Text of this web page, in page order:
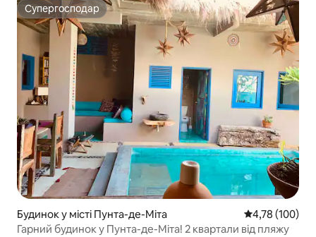
Супергосподар
Супергосподар
Будинок у місті Пунта-де-Міта Середня
4,78 (100)
Гарний будинок у Пунта-де-Міта! 2 квартали від пляжу